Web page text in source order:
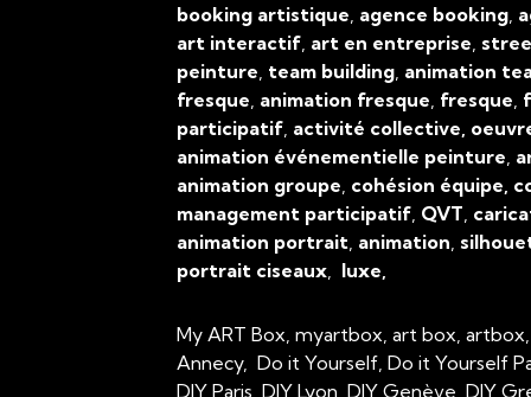
booking artistique, agence booking,
art interactif, art en entreprise,
peinture, team building, animation
fresque, animation fresque, fresque,
participatif, activité collective,
animation événementielle peinture,
animation groupe, cohésion équipe,
management participatif, QVT,
animation portrait, animation,
portrait ciseaux, luxe,
My ART Box, myartbox, art box,
Annecy, Do it Yourself, Do it Yourself
DIY Paris, DIY Lyon, DIY Genève, DIY